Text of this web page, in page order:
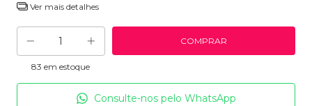
Ver mais detalhes
83 em estoque
Consulte-nos pelo WhatsApp